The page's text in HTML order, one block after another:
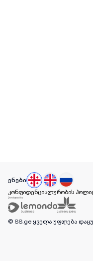
ენები
კონფიდენციალურობის
© SS.ge ყველა უფლება